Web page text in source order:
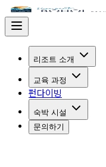
리조트 소개
교육 과정
펀다이빙
숙박 시설
문의하기